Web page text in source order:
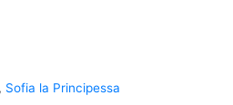
, Sofia la Principessa